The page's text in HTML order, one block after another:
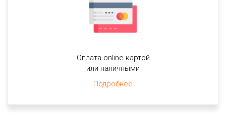
Оплата online картой
или наличными
Подробнее